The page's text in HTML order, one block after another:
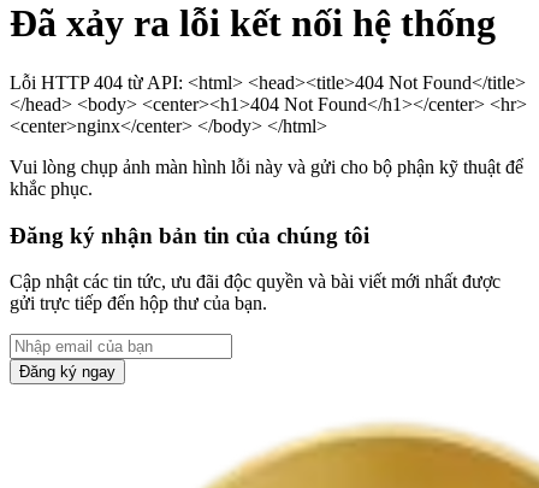
Đã xảy ra lỗi kết nối hệ thống
Lỗi HTTP 404 từ API: <html> <head><title>404 Not Found</title>
</head> <body> <center><h1>404 Not Found</h1></center> <hr>
<center>nginx</center> </body> </html>
Vui lòng chụp ảnh màn hình lỗi này và gửi cho bộ phận kỹ thuật để
khắc phục.
Đăng ký nhận bản tin của chúng tôi
Cập nhật các tin tức, ưu đãi độc quyền và bài viết mới nhất được
gửi trực tiếp đến hộp thư của bạn.
Đăng ký ngay